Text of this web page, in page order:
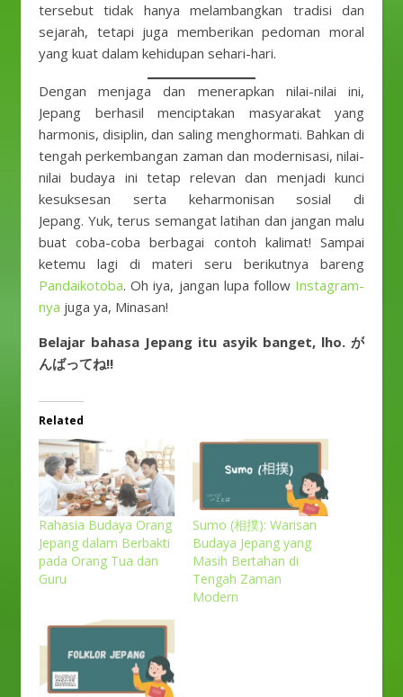
tersebut tidak hanya melambangkan tradisi dan
sejarah, tetapi juga memberikan pedoman moral
yang kuat dalam kehidupan sehari-hari.
Dengan menjaga dan menerapkan nilai-nilai ini,
Jepang berhasil menciptakan masyarakat yang
harmonis, disiplin, dan saling menghormati. Bahkan di
tengah perkembangan zaman dan modernisasi, nilai-
nilai budaya ini tetap relevan dan menjadi kunci
kesuksesan serta keharmonisan sosial di
Jepang. Yuk, terus semangat latihan dan jangan malu
buat coba-coba berbagai contoh kalimat! Sampai
ketemu lagi di materi seru berikutnya bareng
Pandaikotoba. Oh iya, jangan lupa follow Instagram-
nya juga ya, Minasan!
Belajar bahasa Jepang itu asyik banget, lho. が
んばってね!!
Related
Rahasia Budaya Orang
Jepang dalam Berbakti
pada Orang Tua dan
Guru
Sumo (相撲): Warisan
Budaya Jepang yang
Masih Bertahan di
Tengah Zaman
Modern